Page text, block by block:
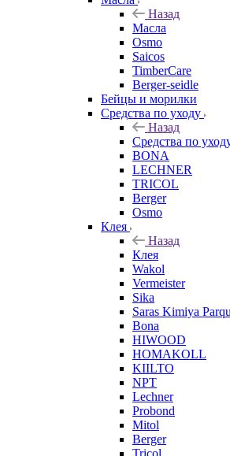
Назад
Масла
Osmo
Saicos
TimberCare
Berger-seidle
Бейцы и морилки
Средства по уходу
Назад
Средства по
BONA
LECHNER
TRICOL
Berger
Osmo
Клея
Назад
Клея
Wakol
Vermeister
Sika
Saras Kimiya
Bona
HIWOOD
HOMAKOLL
KIILTO
NPT
Lechner
Probond
Mitol
Berger
Tricol